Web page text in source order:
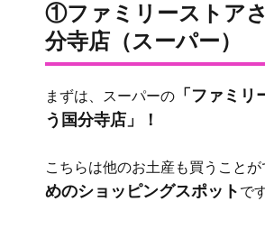
①ファミリーストア
分寺店（スーパー）
まずは、スーパーの 「ファミリ
う国分寺店」！
こちらは他のお土産も買うことが
めのショッピングスポット で